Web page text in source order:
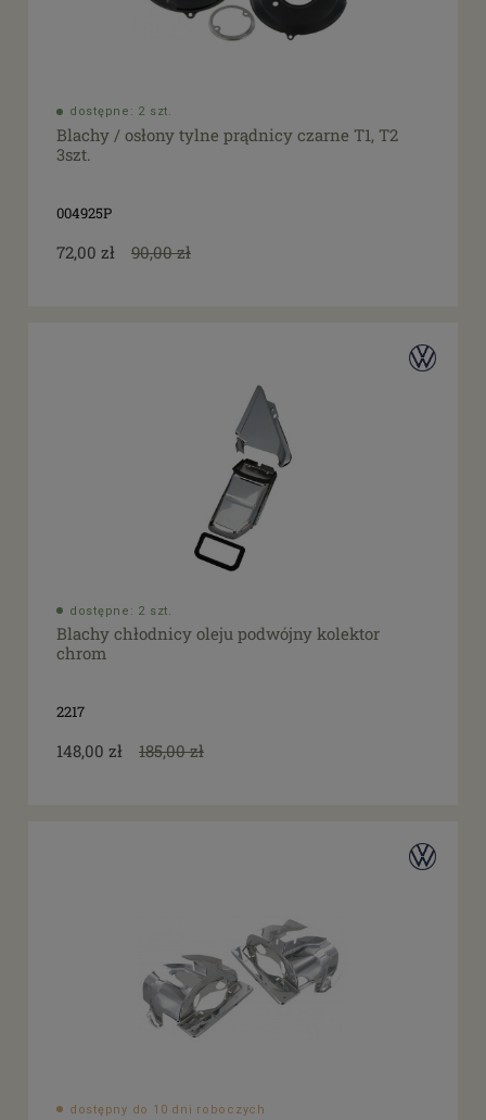
dostępne: 2 szt.
Blachy / osłony tylne prądnicy czarne T1, T2
3szt.
004925P
72,00 zł 90,00 zł
dostępne: 2 szt.
Blachy chłodnicy oleju podwójny kolektor
chrom
2217
148,00 zł 185,00 zł
dostępny do 10 dni roboczych